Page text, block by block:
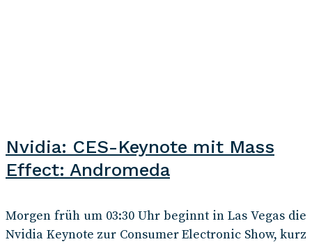
Nvidia: CES-Keynote mit Mass
Effect: Andromeda
Morgen früh um 03:30 Uhr beginnt in Las Vegas die
Nvidia Keynote zur Consumer Electronic Show, kurz